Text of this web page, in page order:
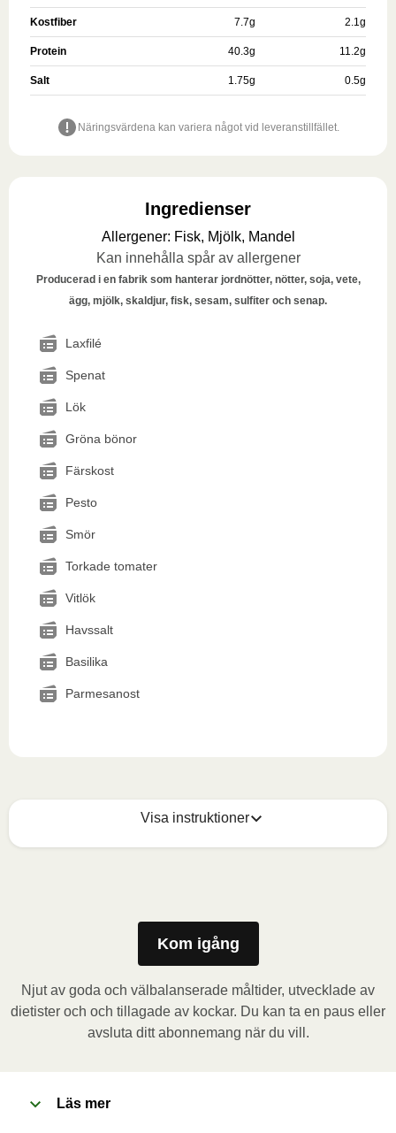
Kostfiber 7.7g 2.1g
Protein 40.3g 11.2g
Salt 1.75g 0.5g
Näringsvärdena kan variera något vid leveranstillfället.
Ingredienser
Allergener: Fisk, Mjölk, Mandel
Kan innehålla spår av allergener
Producerad i en fabrik som hanterar jordnötter, nötter, soja, vete,
ägg, mjölk, skaldjur, fisk, sesam, sulfiter och senap.
Laxfilé
Spenat
Lök
Gröna bönor
Färskost
Pesto
Smör
Torkade tomater
Vitlök
Havssalt
Basilika
Parmesanost
Visa instruktioner
måltiden vila i 1 minut innan du tar bort folien. Se upp
för varm ånga när du öppnar behållaren.
Ugn (170˚C): Förvärm ugnen. Ta bort kartongremsan
och stick några hål i folien. Placera behållaren i den
förvärmda ugnen och värm måltiden i 20 minuter. Låt
Kom igång
Njut av goda och välbalanserade måltider, utvecklade av
dietister och och tillagade av kockar. Du kan ta en paus eller
avsluta ditt abonnemang när du vill.
Läs mer